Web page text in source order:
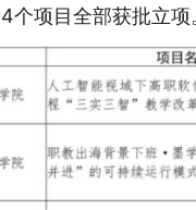
个项目全部获批立项